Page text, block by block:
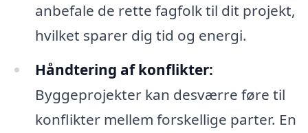
anbefale de rette fagfolk til dit projekt,
hvilket sparer dig tid og energi.
Håndtering af konflikter:
Byggeprojekter kan desværre føre til
konflikter mellem forskellige parter. En